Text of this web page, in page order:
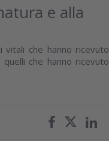
e alla
vitali che hanno ricevuto
che hanno ricevuto